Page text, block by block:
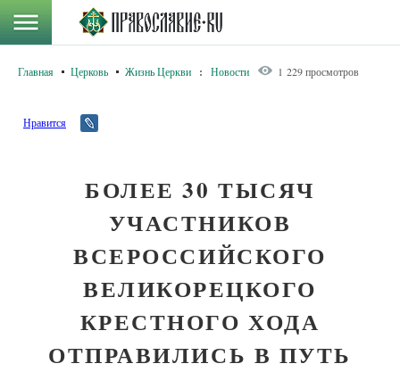
Главная Церковь Жизнь Церкви : Новости 1 229 просмотров
Нравится
БОЛЕЕ 30 ТЫСЯЧ
УЧАСТНИКОВ
ВСЕРОССИЙСКОГО
ВЕЛИКОРЕЦКОГО
КРЕСТНОГО ХОДА
ОТПРАВИЛИСЬ В ПУТЬ